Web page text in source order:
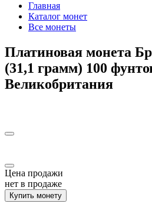
Главная
Каталог монет
Все монеты
Платиновая монета
(31,1 грамм) 100
Великобритания
Цена продажи
нет в продаже
Купить монету